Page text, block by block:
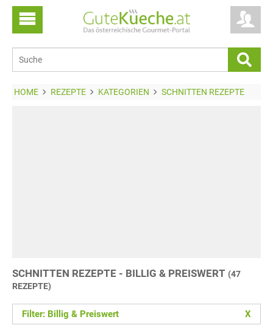
HOME REZEPTE KATEGORIEN SCHNITTEN REZEPTE
SCHNITTEN REZEPTE - BILLIG & PREISWERT (47
REZEPTE)
Filter: Billig & Preiswert X